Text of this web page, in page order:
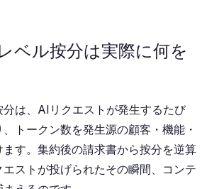
ベル按分は実際に何を
分は、AIリクエストが発生するたび
トークン数を発生源の顧客・機能・
す。集約後の請求書から按分を逆算
ストが投げられたその瞬間、コンテ